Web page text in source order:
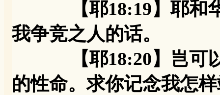
【耶18:19】耶和华
我争竞之人的话。
【耶18:20】岂可以
的性命。求你记念我怎